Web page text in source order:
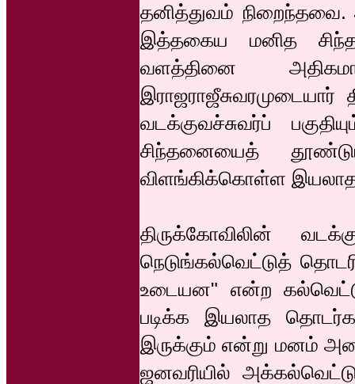
தனித்துவம் நிறைந்தவை.
இத்தகைய மனித
வளத்தினை
இராஜராஜீசுவரமுடையார்
வடக்குவச்சுவர்ப்
சிந்தனையைத்
விளங்கிக்கொள்ள இயலாத
திருக்கோவிலின்
நெடுங்கல்வெட்டுத்
உடையன" என்ற
படிக்க இயலாத
இருக்கும் என்று மனம்
ஜனவரியில்